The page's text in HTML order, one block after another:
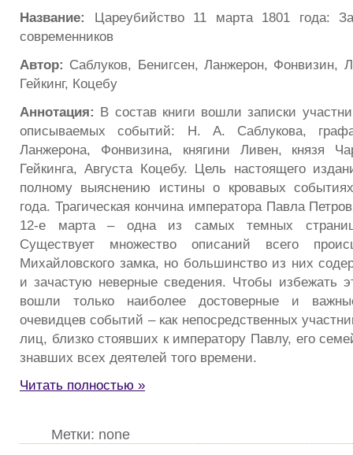
Название: Цареубийство 11 марта 1801 года:
современников
Автор: Саблуков, Бенигсен, Ланжерон, Фонвизин,
Гейкинг, Коцебу
Аннотация: В состав книги вошли записки
описываемых событий: Н. А. Саблукова,
Ланжерона, Фонвизина, княгини Ливен, князя
Гейкинга, Августа Коцебу. Цель настоящего
полному выяснению истины о кровавых
года. Трагическая кончина императора Павла
12-е марта – одна из самых темных
Существует множество описаний всего
Михайловского замка, но большинство из них
и зачастую неверные сведения. Чтобы избежать
вошли только наиболее достоверные и
очевидцев событий – как непосредственных
лиц, близко стоявших к императору Павлу, его
знавших всех деятелей того времени.
Читать полностью »
Метки: none